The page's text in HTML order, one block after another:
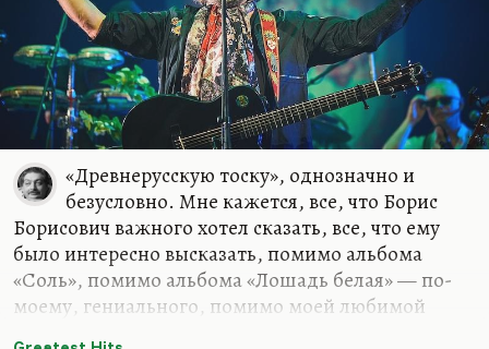
«Древнерусскую тоску», однозначно и
безусловно. Мне кажется, все, что Борис
Борисович важного хотел сказать, все, что ему
было интересно высказать, помимо альбома
«Соль», помимо альбома «Лошадь белая» — по-
моему, гениального, помимо моей любимой